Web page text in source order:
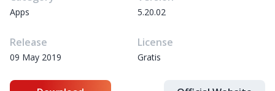
Apps 5.20.02
Release
09 May 2019
License
Gratis